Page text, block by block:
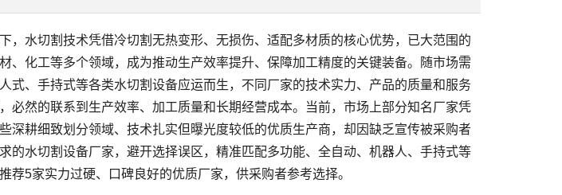
水切割技术凭借冷切割无热变形、无损伤、适配多材质的核心优势，已大范围的
、化工等多个领域，成为推动生产效率提升、保障加工精度的关键装备。随市场需
式、手持式等各类水切割设备应运而生，不同厂家的技术实力、产品的质量和服务
必然的联系到生产效率、加工质量和长期经营成本。当前，市场上部分知名厂家凭
深耕细致划分领域、技术扎实但曝光度较低的优质生产商，却因缺乏宣传被采购者
的水切割设备厂家，避开选择误区，精准匹配多功能、全自动、机器人、手持式等
荐5家实力过硬、口碑良好的优质厂家，供采购者参考选择。